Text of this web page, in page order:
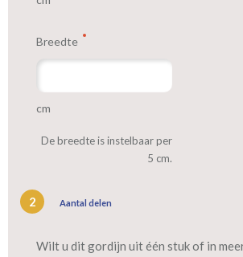
Breedte
cm
De breedte is instelbaar per
5 cm.
2 Aantal delen
Wilt u dit gordijn uit één stuk of in